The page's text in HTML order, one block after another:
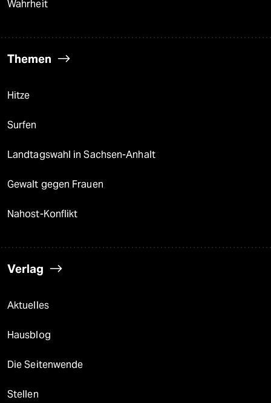
Wahrheit
Themen
Hitze
Surfen
Landtagswahl in Sachsen-Anhalt
Gewalt gegen Frauen
Nahost-Konflikt
Verlag
Aktuelles
Hausblog
Die Seitenwende
Stellen